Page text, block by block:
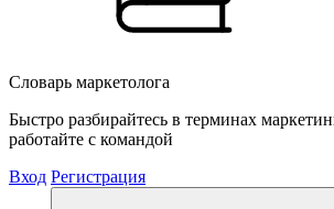
Словарь маркетолога
Быстро разбирайтесь в терминах
работайте с командой
Вход Регистрация